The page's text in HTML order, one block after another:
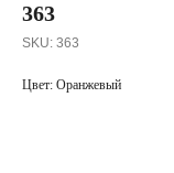
363
SKU: 363
Цвет: Оранжевый